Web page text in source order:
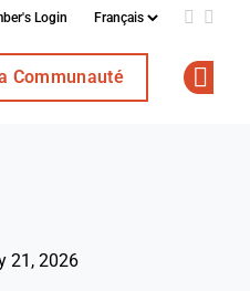
Login Add us
Communauté
21, 2026